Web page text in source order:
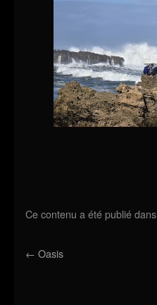
Ce contenu a été publié dans
← Oasis